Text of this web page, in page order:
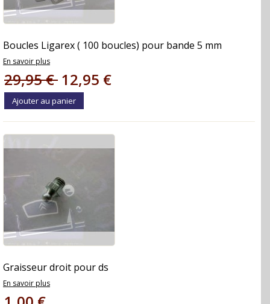
Boucles Ligarex ( 100 boucles) pour bande 5 mm
En savoir plus
29,95 € 12,95 €
Ajouter au panier
Graisseur droit pour ds
En savoir plus